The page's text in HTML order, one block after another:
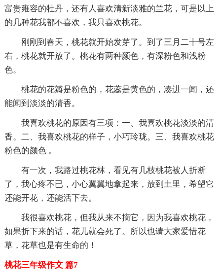
富贵雍容的牡丹，还有人喜欢清新淡雅的兰花，可是以上
的几种花我都不喜欢，我只喜欢桃花。
刚刚到春天，桃花就开始发芽了。到了三月二十号左
右，桃花就开放了。桃花有两种颜色，有深粉色和浅粉
色。
桃花的花瓣是粉色的，花蕊是黄色的，凑进一闻，还
能闻到淡淡的清香。
我喜欢桃花的原因有三项：一、我喜欢桃花淡淡的清
香。二、我喜欢桃花的样子，小巧玲珑。三、我喜欢桃花
粉色的颜色 。
有一次，我路过桃花林，看见有几枝桃花被人折断
了，我心疼不已，小心翼翼地拿起来，放到土里，希望它
还能开花，还能活下去。
我很喜欢桃花，但我从来不摘它，因为我喜欢桃花，
如果折下来的话，花儿就会死了。所以也请大家爱惜花
草，花草也是有生命的！
桃花三年级作文 篇7